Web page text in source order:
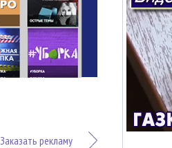
Заказать рекламу